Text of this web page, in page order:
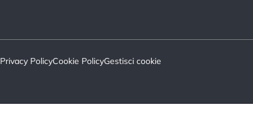
Privacy PolicyCookie PolicyGestisci cookie